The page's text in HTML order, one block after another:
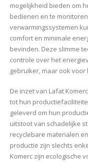
mogelijkheid bieden om
bedienen en te
verwarmingssystemen
comfort en minimale
bevinden. Deze slimme
controle over het
gebruiker, maar ook voor
De inzet van Lafat
tot hun
geleverd om hun
uitstoot van schadelijke
recyclebare materialen
productie zijn slechts
Komerc zijn ecologische